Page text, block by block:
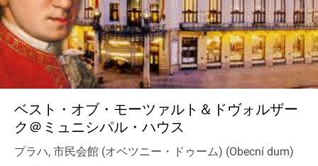
ベスト・オブ・モーツァルト＆ドヴォルザー
ク＠ミュニシパル・ハウス
プラハ, 市民会館 (オベツニー・ドゥーム) (Obecní dum)